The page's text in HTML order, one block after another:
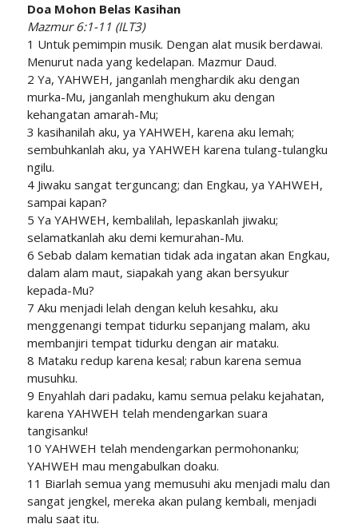
Doa Mohon Belas Kasihan
Mazmur 6:1-11 (ILT3)
1 Untuk pemimpin musik. Dengan alat musik berdawai.
Menurut nada yang kedelapan. Mazmur Daud.
2 Ya, YAHWEH, janganlah menghardik aku dengan
murka-Mu, janganlah menghukum aku dengan
kehangatan amarah-Mu;
3 kasihanilah aku, ya YAHWEH, karena aku lemah;
sembuhkanlah aku, ya YAHWEH karena tulang-tulangku
ngilu.
4 Jiwaku sangat terguncang; dan Engkau, ya YAHWEH,
sampai kapan?
5 Ya YAHWEH, kembalilah, lepaskanlah jiwaku;
selamatkanlah aku demi kemurahan-Mu.
6 Sebab dalam kematian tidak ada ingatan akan Engkau,
dalam alam maut, siapakah yang akan bersyukur
kepada-Mu?
7 Aku menjadi lelah dengan keluh kesahku, aku
menggenangi tempat tidurku sepanjang malam, aku
membanjiri tempat tidurku dengan air mataku.
8 Mataku redup karena kesal; rabun karena semua
musuhku.
9 Enyahlah dari padaku, kamu semua pelaku kejahatan,
karena YAHWEH telah mendengarkan suara
tangisanku!
10 YAHWEH telah mendengarkan permohonanku;
YAHWEH mau mengabulkan doaku.
11 Biarlah semua yang memusuhi aku menjadi malu dan
sangat jengkel, mereka akan pulang kembali, menjadi
malu saat itu.